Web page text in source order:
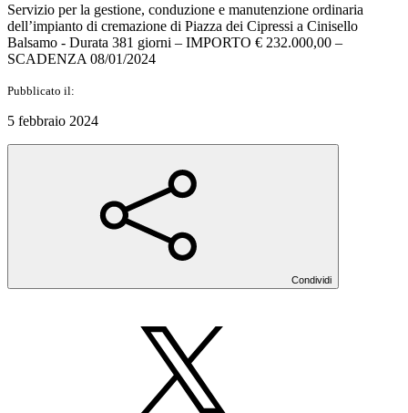
Servizio per la gestione, conduzione e manutenzione ordinaria
dell’impianto di cremazione di Piazza dei Cipressi a Cinisello
Balsamo - Durata 381 giorni – IMPORTO € 232.000,00 –
SCADENZA 08/01/2024
Pubblicato il:
5 febbraio 2024
Condividi